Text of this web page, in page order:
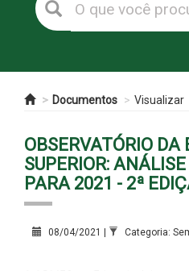
Documentos Visualizar
OBSERVATÓRIO DA
SUPERIOR:
PARA 2021 - 2ª
08/04/2021 | Categoria: